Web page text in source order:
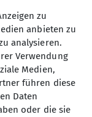
und
zu
anbieten zu
analysieren.
Verwendung
Medien,
führen diese
Daten
oder die sie